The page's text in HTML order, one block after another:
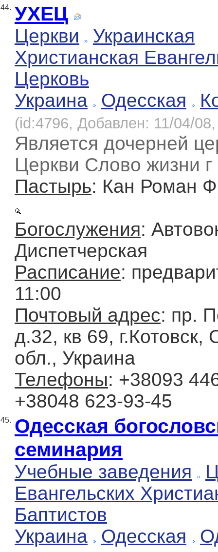
44. УХЕЦ
Церкви
Украинская
Христианская
Церковь
Украина
Одесская
(id:4796, Добавлен: 11/04/
Является дочерней
Церкви Слово жизни
Пастырь: Кан Роман
Богослужения:
Диспетчерская
Расписание:
11:00
Почтовый адрес: пр.
д.32, кв 69, г.Котовск,
обл., Украина
Телефоны: +38093
+38048 623-93-45
45. Одесская
семинария
Учебные заведения
Евангельских
Баптистов
Украина
Одесская